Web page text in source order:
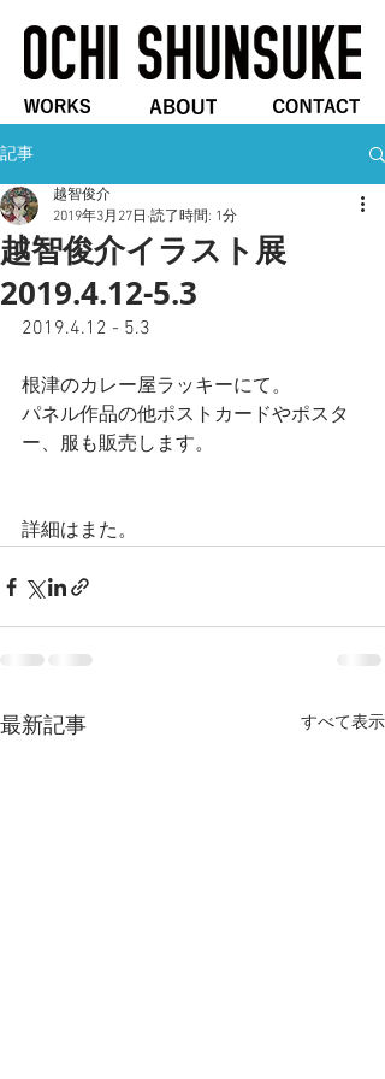
記事
越智俊介イラスト展
2019.4.12-5.3
越智俊介
2019年3月27日 読了時間: 1分
2019.4.12 - 5.3
根津のカレー屋ラッキーにて。
パネル作品の他ポストカードやポスタ
ー、服も販売します。
詳細はまた。
最新記事 すべて表示